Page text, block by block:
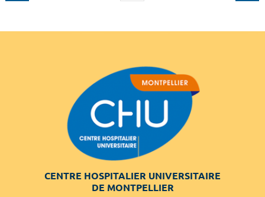
CENTRE HOSPITALIER UNIVERSITAIRE
DE MONTPELLIER